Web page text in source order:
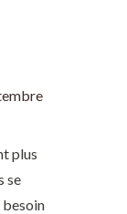
plus
se
besoin